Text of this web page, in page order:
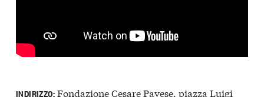
INDIRIZZO:Fondazione Cesare Pavese, piazza Luigi